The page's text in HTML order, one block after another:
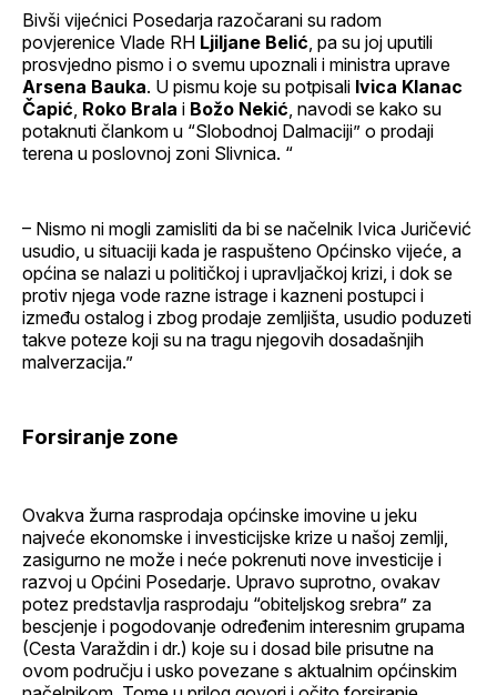
Bivši vijećnici Posedarja razočarani su radom
povjerenice Vlade RH Ljiljane Belić , pa su joj uputili
prosvjedno pismo i o svemu upoznali i ministra uprave
Arsena Bauka. U pismu koje su potpisali Ivica Klanac
Čapić Roko Brala i Božo Nekić , navodi se kako su
potaknuti člankom u “Slobodnoj Dalmaciji” o prodaji
terena u poslovnoj zoni Slivnica. “
– Nismo ni mogli zamisliti da bi se načelnik Ivica Juričević
usudio, u situaciji kada je raspušteno Općinsko vijeće, a
općina se nalazi u političkoj i upravljačkoj krizi, i dok se
protiv njega vode razne istrage i kazneni postupci i
između ostalog i zbog prodaje zemljišta, usudio poduzeti
takve poteze koji su na tragu njegovih dosadašnjih
malverzacija.”
Forsiranje zone
Ovakva žurna rasprodaja općinske imovine u jeku
najveće ekonomske i investicijske krize u našoj zemlji,
zasigurno ne može i neće pokrenuti nove investicije i
razvoj u Općini Posedarje. Upravo suprotno, ovakav
potez predstavlja rasprodaju “obiteljskog srebra” za
bescjenje i pogodovanje određenim interesnim grupama
(Cesta Varaždin i dr.) koje su i dosad bile prisutne na
ovom području i usko povezane s aktualnim općinskim